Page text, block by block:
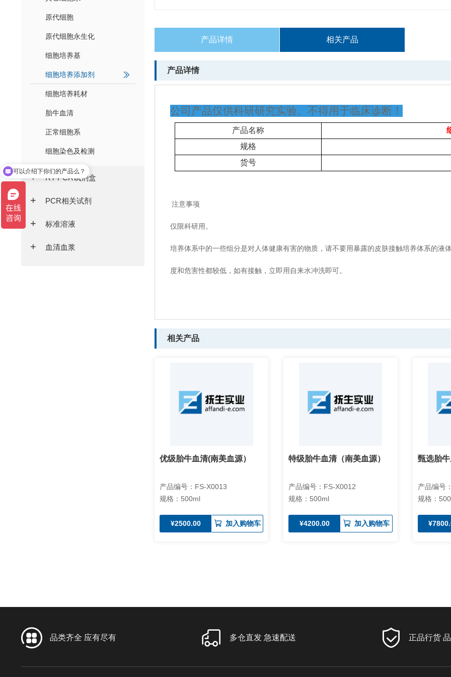
原代细胞
原代细胞永生化
细胞培养基
细胞培养添加剂
细胞培养耗材
胎牛血清
正常细胞系
细胞染色及检测
RT-PCR试剂盒
PCR相关试剂
标准溶液
血清血浆
产品详情 相关产品
产品详情
公司产品仅供科研研究实验、不得用于临床诊断！
产品名称
规格
货号
注意事项
仅限科研用。
培养体系中的一些组分是对人体健康有害的物质，请不要用暴露的皮肤接触培养体系的液
度和危害性都较低，如有接触，立即用自来水冲洗即可。
相关产品
优级胎牛血清(南美血源）
产品编号：FS-X0013
规格：500ml
¥2500.00 加入购物车
特级胎牛血清（南美血源）
产品编号：FS-X0012
规格：500ml
¥4200.00 加入购物车
甄选胎
产品编号
规格：
品类齐全 应有尽有 多仓直发 急速配送 正品行货
可以介绍下你们的产品么？